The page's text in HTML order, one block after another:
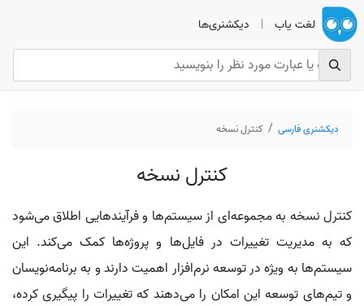
لغت یاب | دیکشنری‌ها
دیکشنری فارسی کنترل نسخه
کنترل نسخه
کنترل نسخه به مجموعه‌ای از سیستم‌ها و فرآیندهایی اطلاق می‌شود
که به مدیریت تغییرات در فایل‌ها و پروژه‌ها کمک می‌کند. این
سیستم‌ها به ویژه در توسعه نرم‌افزار اهمیت دارند و به برنامه‌نویسان
و تیم‌های توسعه این امکان را می‌دهند که تغییرات را پیگیری کرده،